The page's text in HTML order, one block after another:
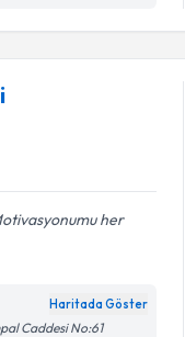
her
Haritada Göster
Caddesi No:61